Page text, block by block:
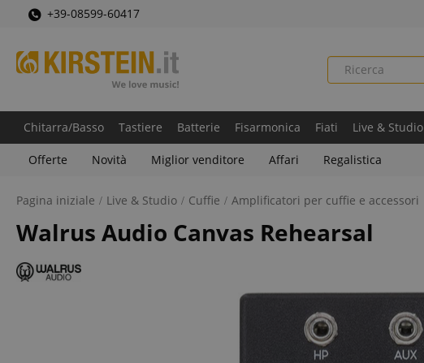
+39-08599-60417
Chitarra/Basso Tastiere Batterie Fisarmonica Fiati Live & Studio
Offerte Novità Miglior venditore Affari Regalistica
Pagina iniziale Live & Studio Cuffie Amplificatori per cuffie e accessori
Walrus Audio Canvas Rehearsal